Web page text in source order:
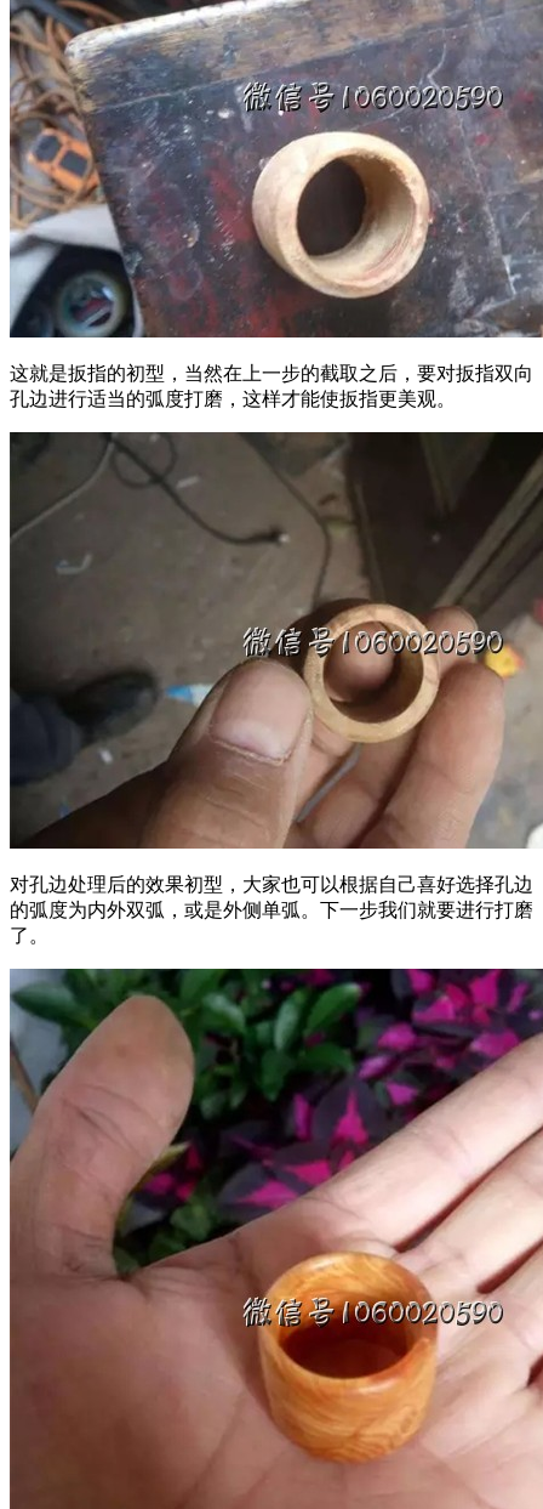
这就是扳指的初型，当然在上一步的截取之后，要对扳指双向
孔边进行适当的弧度打磨，这样才能使扳指更美观。
对孔边处理后的效果初型，大家也可以根据自己喜好选择孔边
的弧度为内外双弧，或是外侧单弧。下一步我们就要进行打磨
了。